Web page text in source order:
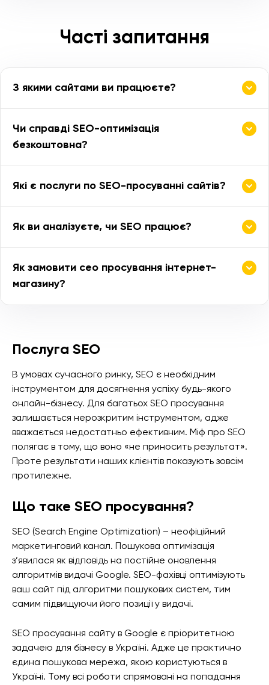
Часті запитання
З якими сайтами ви працюєте?
Чи справді SEO-оптимізація
безкоштовна?
Які є послуги по SEO-просуванні сайтів?
Як ви аналізуєте, чи SEO працює?
Як замовити сео просування інтернет-
магазину?
Послуга SEO
В умовах сучасного ринку, SEO є необхідним
інструментом для досягнення успіху будь-якого
онлайн-бізнесу. Для багатьох SEO просування
залишається нерозкритим інструментом, адже
вважається недостатньо ефективним. Міф про SEO
полягає в тому, що воно «не приносить результат».
Проте результати наших клієнтів показують зовсім
протилежне.
Що таке SEO просування?
SEO (Search Engine Optimization) – неофіційний
маркетинговий канал. Пошукова оптимізація
з’явилася як відповідь на постійне оновлення
алгоритмів видачі Google. SEO-фахівці оптимізують
ваш сайт під алгоритми пошукових систем, тим
самим підвищуючи його позиції у видачі.
SEO просування сайту в Google є пріоритетною
задачею для бізнесу в Україні. Адже це практично
єдина пошукова мережа, якою користуються в
Україні. Тому всі роботи спрямовані на попадання